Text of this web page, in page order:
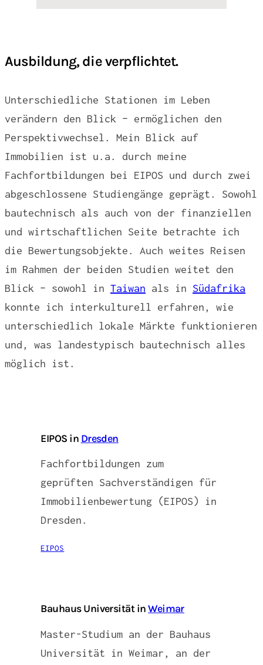
Ausbildung, die verpflichtet.
Unterschiedliche Stationen im Leben
verändern den Blick – ermöglichen den
Perspektivwechsel. Mein Blick auf
Immobilien ist u.a. durch meine
Fachfortbildungen bei EIPOS und durch zwei
abgeschlossene Studiengänge geprägt. Sowohl
bautechnisch als auch von der finanziellen
und wirtschaftlichen Seite betrachte ich
die Bewertungsobjekte. Auch weites Reisen
im Rahmen der beiden Studien weitet den
Blick – sowohl in Taiwan als in Südafrika
konnte ich interkulturell erfahren, wie
unterschiedlich lokale Märkte funktionieren
und, was landestypisch bautechnisch alles
möglich ist.
EIPOS in Dresden
Fachfortbildungen zum
geprüften Sachverständigen für
Immobilienbewertung (EIPOS) in
Dresden.
EIPOS
Bauhaus Universität inWeimar
Master-Studium an der Bauhaus
Universität in Weimar, an der